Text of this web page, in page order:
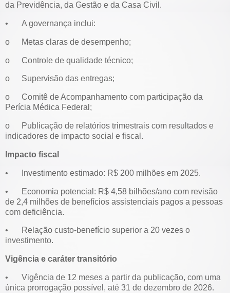
da Previdência, da Gestão e da Casa Civil.
• A governança inclui:
o Metas claras de desempenho;
o Controle de qualidade técnico;
o Supervisão das entregas;
o
Comitê de Acompanhamento com participação da
Perícia Médica Federal;
o
Publicação de relatórios trimestrais com resultados e
indicadores de impacto social e fiscal.
Impacto fiscal
• Investimento estimado: R$ 200 milhões em 2025.
•
Economia potencial: R$ 4,58 bilhões/ano com revisão
de 2,4 milhões de benefícios assistenciais pagos a pessoas
com deficiência.
•
Relação custo-benefício superior a 20 vezes o
investimento.
Vigência e caráter transitório
•
Vigência de 12 meses a partir da publicação, com uma
única prorrogação possível, até 31 de dezembro de 2026.